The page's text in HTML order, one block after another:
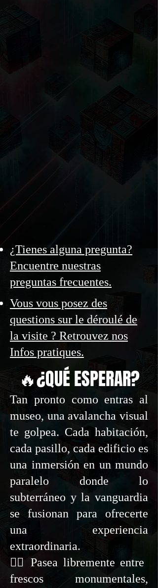
¿Tienes alguna pregunta?
Encuentre nuestras
preguntas frecuentes.
Vous vous posez des
questions sur le déroulé de
la visite ? Retrouvez nos
Infos pratiques.
🔥¿QUÉ ESPERAR?
Tan pronto como entras al
museo, una avalancha visual
te golpea. Cada habitación,
cada pasillo, cada edificio es
una inmersión en un mundo
paralelo donde lo
subterráneo y la vanguardia
se fusionan para ofrecerte
una experiencia
extraordinaria.
🚶‍♂️ Pasea libremente entre
frescos monumentales,